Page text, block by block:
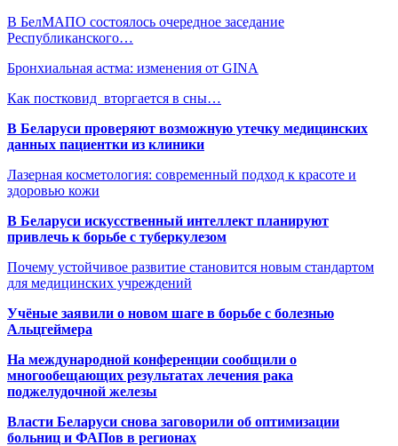
В БелМАПО состоялось очередное заседание
Республиканского…
Бронхиальная астма: изменения от GINA
Как постковид вторгается в сны…
В Беларуси проверяют возможную утечку медицинских
данных пациентки из клиники
Лазерная косметология: современный подход к красоте и
здоровью кожи
В Беларуси искусственный интеллект планируют
привлечь к борьбе с туберкулезом
Почему устойчивое развитие становится новым стандартом
для медицинских учреждений
Учёные заявили о новом шаге в борьбе с болезнью
Альцгеймера
На международной конференции сообщили о
многообещающих результатах лечения рака
поджелудочной железы
Власти Беларуси снова заговорили об оптимизации
больниц и ФАПов в регионах